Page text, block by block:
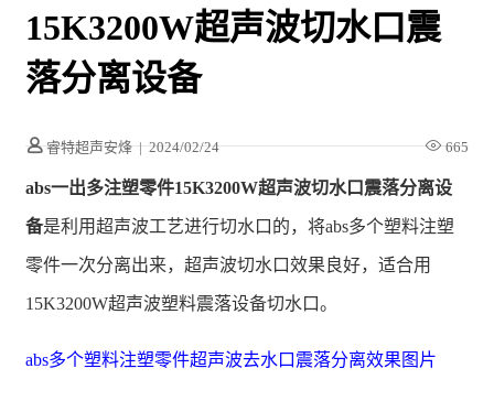
15K3200W超声波切水口震
落分离设备
睿特超声安烽 | 2024/02/24 665
abs一出多注塑零件15K3200W超声波切水口震落分离设
备是利用超声波工艺进行切水口的，将abs多个塑料注塑
零件一次分离出来，超声波切水口效果良好，适合用
15K3200W超声波塑料震落设备切水口。
abs多个塑料注塑零件超声波去水口震落分离效果图片